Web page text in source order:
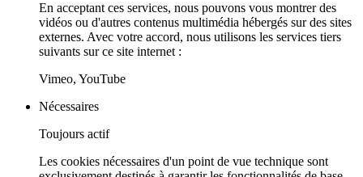
En acceptant ces services, nous pouvons vous montrer des
vidéos ou d'autres contenus multimédia hébergés sur des sites
externes. Avec votre accord, nous utilisons les services tiers
suivants sur ce site internet :
Vimeo, YouTube
Nécessaires
Toujours actif
Les cookies nécessaires d'un point de vue technique sont